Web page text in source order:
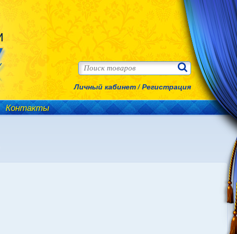
Личный кабинет/Регистрация
Контакты